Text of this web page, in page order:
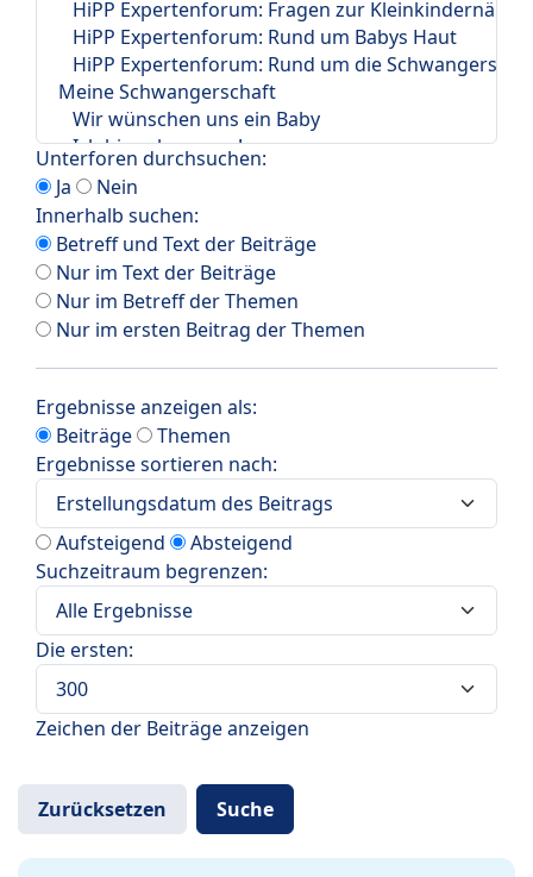
Unterforen durchsuchen:
Ja
Nein
Innerhalb suchen:
Betreff und Text der Beiträge
Nur im Text der Beiträge
Nur im Betreff der Themen
Nur im ersten Beitrag der Themen
Ergebnisse anzeigen als:
Beiträge
Themen
Ergebnisse sortieren nach:
Aufsteigend
Absteigend
Suchzeitraum begrenzen:
Die ersten:
Zeichen der Beiträge anzeigen